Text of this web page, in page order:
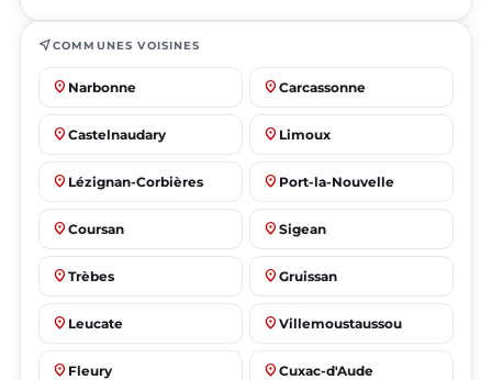
near_meCOMMUNES VOISINES
place Narbonne place Carcassonne
place Castelnaudary place Limoux
place Lézignan-Corbières place Port-la-Nouvelle
place Coursan place Sigean
place Trèbes place Gruissan
place Leucate place Villemoustaussou
place Fleury place Cuxac-d'Aude